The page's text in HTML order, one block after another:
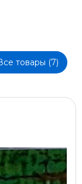
товары (7)